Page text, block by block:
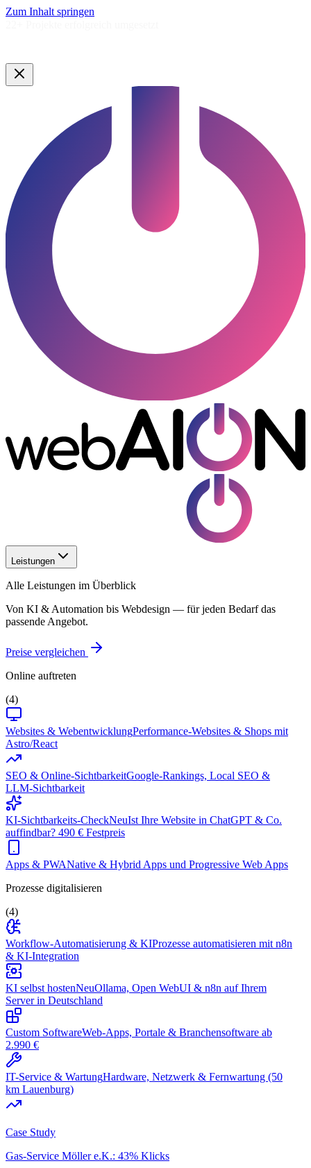
Zum Inhalt springen
Leistungen
Alle Leistungen im Überblick
Von KI & Automation bis Webdesign — für jeden Bedarf das
passende Angebot.
Preise vergleichen
Online auftreten
(4)
Websites & WebentwicklungPerformance-Websites & Shops mit
Astro/React
SEO & Online-SichtbarkeitGoogle-Rankings, Local SEO &
LLM-Sichtbarkeit
KI-Sichtbarkeits-CheckNeuIst Ihre Website in ChatGPT & Co.
auffindbar? 490 € Festpreis
Apps & PWANative & Hybrid Apps und Progressive Web Apps
Prozesse digitalisieren
(4)
Workflow-Automatisierung & KIProzesse automatisieren mit n8n
& KI-Integration
KI selbst hostenNeuOllama, Open WebUI & n8n auf Ihrem
Server in Deutschland
Custom SoftwareWeb-Apps, Portale & Branchensoftware ab
2.990 €
IT-Service & WartungHardware, Netzwerk & Fernwartung (50
km Lauenburg)
Case Study
Gas-Service Möller e.K.: 43% Klicks